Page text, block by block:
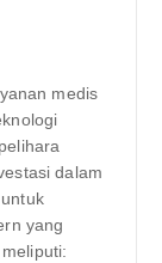
medis
dalam
yang